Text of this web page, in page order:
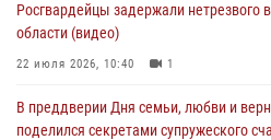
16 июля 2026, 05:00
Росгвардейцы обеспечили
13 июля 2026, 17:13
Росгвардейцы задержали нетрезвого
области (видео)
22 июля 2026, 10:40 1
В преддверии Дня семьи, любви и
поделился секретами супружеского